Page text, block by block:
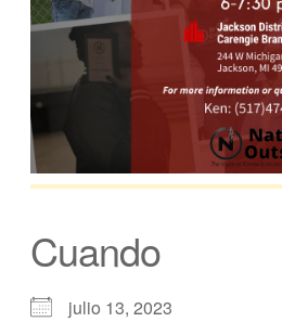
Cuando
julio 13, 2023